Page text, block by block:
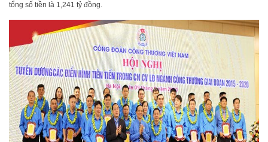
tổng số tiền là 1,241 tỷ đồng.